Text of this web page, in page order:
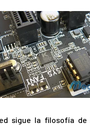
sigue la filosofía de